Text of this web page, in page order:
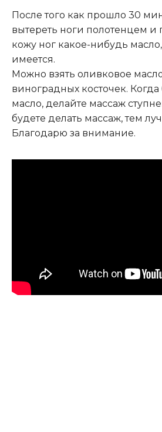
После того как прошло 30
вытереть ноги полотенцем и
кожу ног какое-нибудь
имеется.
Можно взять оливковое
виноградных косточек. Когда
масло, делайте массаж
будете делать массаж, тем
Благодарю за внимание.